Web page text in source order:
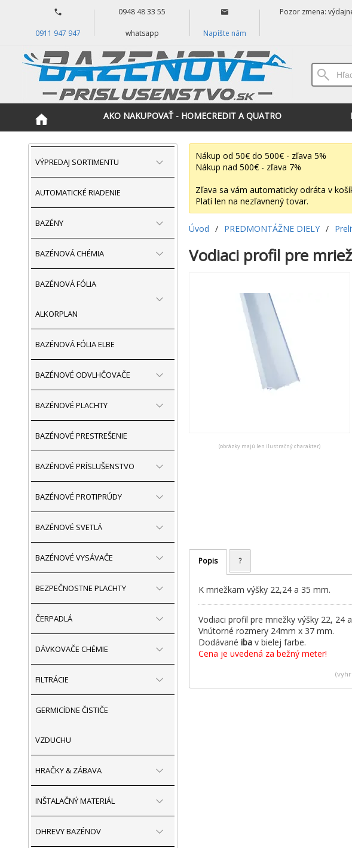
0911 947 947
0948 48 33 55
whatsapp Napíšte nám
Pozor zmena:
AKO NAKUPOVAŤ - HOMECREDIT A QUATRO
VÝPREDAJ SORTIMENTU
AUTOMATICKÉ RIADENIE
BAZÉNY
BAZÉNOVÁ CHÉMIA
BAZÉNOVÁ FÓLIA
ALKORPLAN
BAZÉNOVÁ FÓLIA ELBE
BAZÉNOVÉ ODVLHČOVAČE
BAZÉNOVÉ PLACHTY
BAZÉNOVÉ PRESTREŠENIE
BAZÉNOVÉ PRÍSLUŠENSTVO
BAZÉNOVÉ PROTIPRÚDY
BAZÉNOVÉ SVETLÁ
BAZÉNOVÉ VYSÁVAČE
BEZPEČNOSTNE PLACHTY
ČERPADLÁ
DÁVKOVAČE CHÉMIE
FILTRÁCIE
GERMICÍDNE ČISTIČE
VZDUCHU
HRAČKY & ZÁBAVA
INŠTALAČNÝ MATERIÁL
OHREVY BAZÉNOV
Nákup od 50€ do 500€ - zľava 5%
Nákup nad 500€ - zľava 7%
Zľava sa vám automaticky odráta v
Platí len na nezľavnený tovar.
Úvod / PREDMONTÁŽNE DIELY /
Vodiaci profil pre
(obrázky majú len ilustračný charakter)
Popis ?
K mriežkam výšky 22,24 a 35 mm.
Vodiaci profil pre mriežky výšky 22, 24
Vnútorné rozmery 24mm x 37 mm.
Dodávané ibav bielej farbe.
Cena je uvedená za bežný meter!